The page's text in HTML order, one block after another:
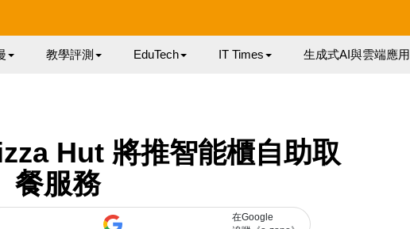
教學評測 EduTech IT Times 生成式AI與雲端應用
Hut 將推智能櫃自助取
餐服務
在Google